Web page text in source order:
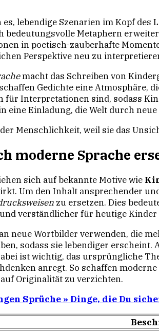
lebendige Szenarien im Kopf des
bedeutungsvolle Metaphern
in poetisch-zauberhafte
Perspektive neu zu
macht das Schreiben von
Gedichte eine Atmosphäre,
für Interpretationen sind, sodass
eine Einladung, die Welt durch
Menschlichkeit, weil sie das
moderne Sprache
sich auf bekannte Motive wie
Um den Inhalt ansprechender
zu ersetzen. Dies
verständlicher für heutige
neue Wortbilder verwenden, die
sodass sie lebendiger
ist wichtig, das ursprüngliche
anregt. So schaffen
Originalität zu verzichten.
Sprüche » Dinge, die Du